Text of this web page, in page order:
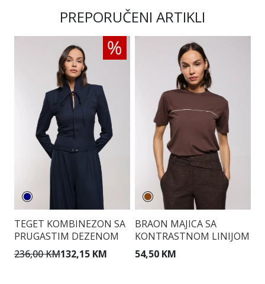
PREPORUČENI ARTIKLI
TEGET KOMBINEZON SA
PRUGASTIM DEZENOM
236,00 KM132,15 KM
BRAON MAJICA SA
KONTRASTNOM LINIJOM
54,50 KM